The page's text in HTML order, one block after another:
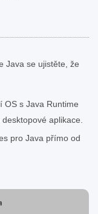
Java se ujistěte, že
OS s Java Runtime
aplikace.
pro Java přímo od